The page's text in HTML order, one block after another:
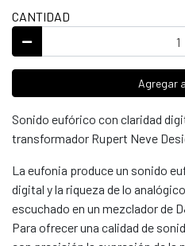
CANTIDAD
Agregar
Sonido eufórico con claridad
transformador Rupert Neve
La eufonia produce un sonido
digital y la riqueza de lo
escuchado en un mezclador de
Para ofrecer una calidad de